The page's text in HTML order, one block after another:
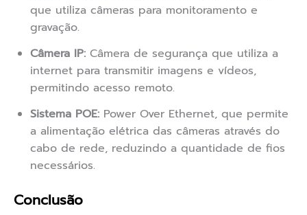
que utiliza câmeras para monitoramento e
gravação.
Câmera IP: Câmera de segurança que utiliza a
internet para transmitir imagens e vídeos,
permitindo acesso remoto.
Sistema POE: Power Over Ethernet, que permite
a alimentação elétrica das câmeras através do
cabo de rede, reduzindo a quantidade de fios
necessários.
Conclusão